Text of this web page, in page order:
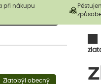
při nákupu
mohou být
je uvedená
Zlatobýl obecný